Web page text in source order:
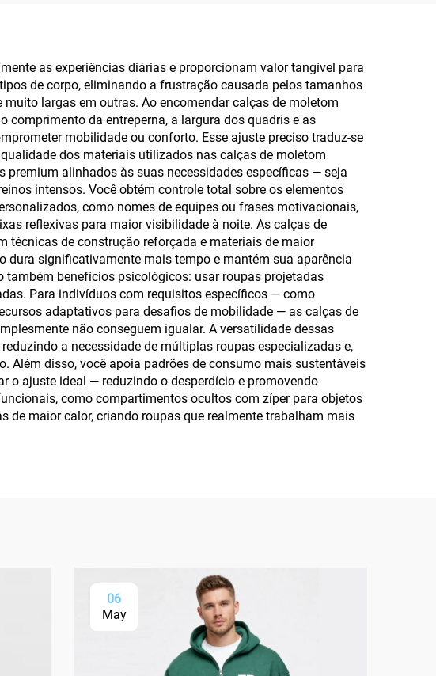
Oversized
Moletom
para
Algodão, com Dois
Zíperes e Fleece Pesado
para Homens
as experiências diárias e proporcionam valor tangível para
de corpo, eliminando a frustração causada pelos tamanhos
largas em outras. Ao encomendar calças de moletom
comprimento da entreperna, a largura dos quadris e as
mobilidade ou conforto. Esse ajuste preciso traduz-se
dos materiais utilizados nas calças de moletom
alinhados às suas necessidades específicas — seja
intensos. Você obtém controle total sobre os elementos
como nomes de equipes ou frases motivacionais,
reflexivas para maior visibilidade à noite. As calças de
técnicas de construção reforçada e materiais de maior
dura significativamente mais tempo e mantém sua aparência
benefícios psicológicos: usar roupas projetadas
Para indivíduos com requisitos específicos — como
adaptativos para desafios de mobilidade — as calças de
não conseguem igualar. A versatilidade dessas
a necessidade de múltiplas roupas especializadas e,
disso, você apoia padrões de consumo mais sustentáveis
o ajuste ideal — reduzindo o desperdício e promovendo
como compartimentos ocultos com zíper para objetos
de maior calor, criando roupas que realmente trabalham mais
06
May